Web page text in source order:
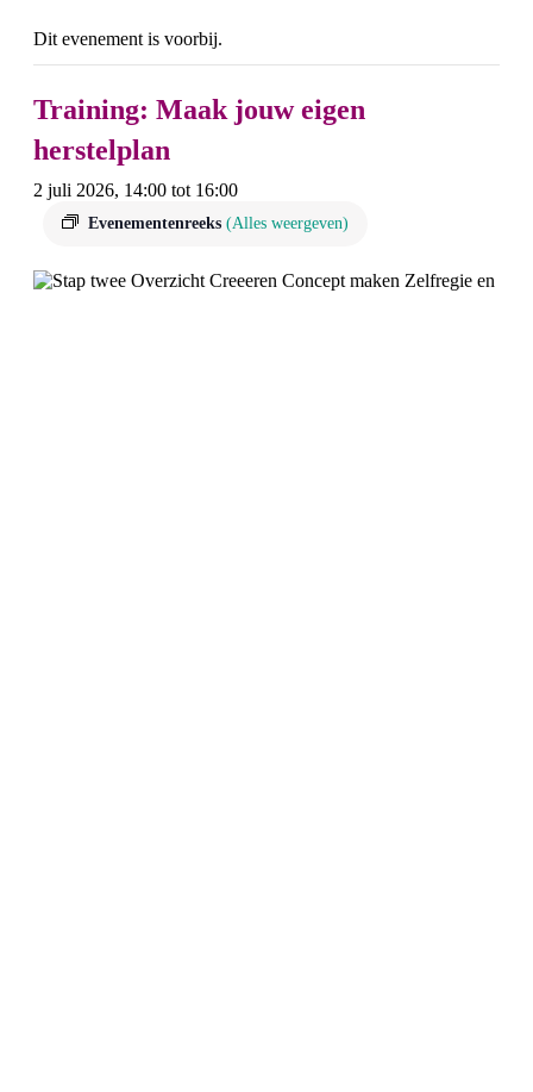
Dit evenement is voorbij.
Training: Maak jouw eigen
herstelplan
2 juli 2026, 14:00 tot 16:00
Evenementenreeks (Alles weergeven)